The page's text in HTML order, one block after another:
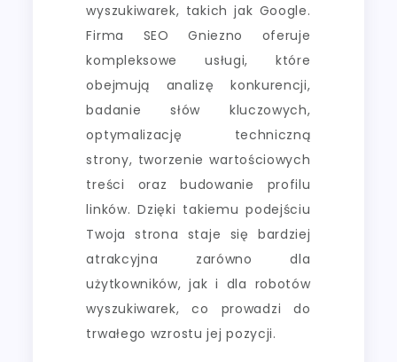
wyszukiwarek, takich jak Google.
Firma SEO Gniezno oferuje
kompleksowe usługi, które
obejmują analizę konkurencji,
badanie słów kluczowych,
optymalizację techniczną
strony, tworzenie wartościowych
treści oraz budowanie profilu
linków. Dzięki takiemu podejściu
Twoja strona staje się bardziej
atrakcyjna zarówno dla
użytkowników, jak i dla robotów
wyszukiwarek, co prowadzi do
trwałego wzrostu jej pozycji.